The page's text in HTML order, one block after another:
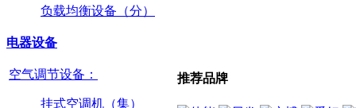
负载均衡设备（分）
电器设备
空气调节设备：
挂式空调机（集）
推荐品牌